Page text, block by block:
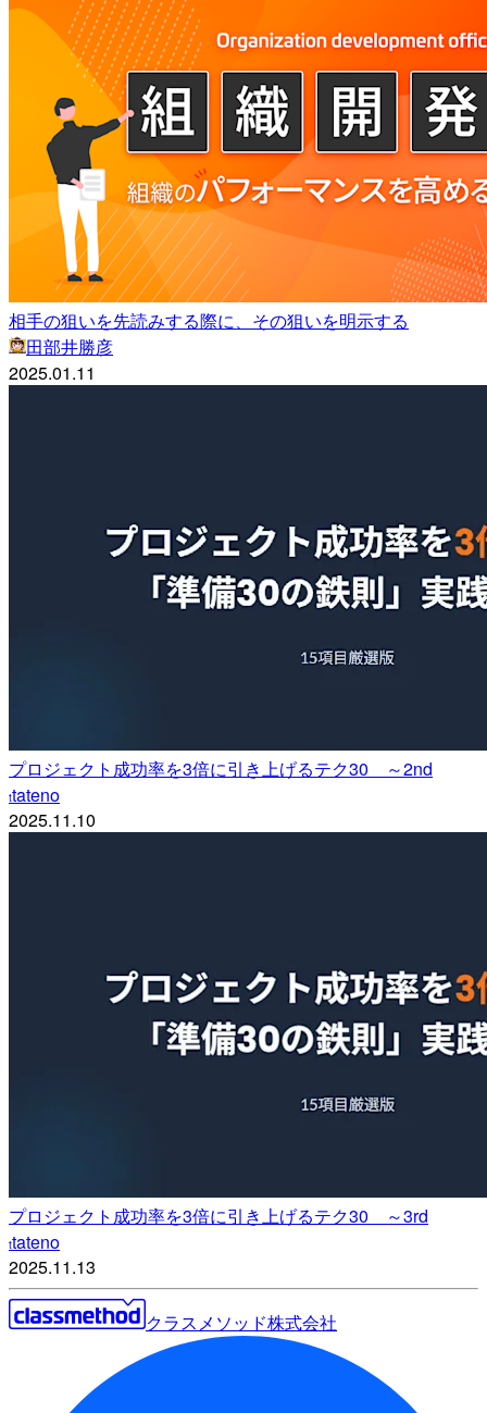
相手の狙いを先読みする際に、その狙いを明示する
田部井勝彦
2025.01.11
プロジェクト成功率を3倍に引き上げるテク30 ～2nd
ttateno
2025.11.10
プロジェクト成功率を3倍に引き上げるテク30 ～3rd
ttateno
2025.11.13
クラスメソッド株式会社